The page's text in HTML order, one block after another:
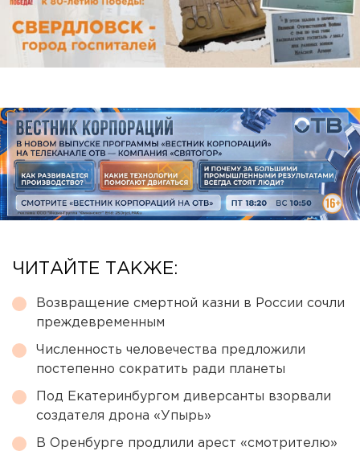
ЧИТАЙТЕ ТАКЖЕ:
Возвращение смертной казни в России сочли
преждевременным
Численность человечества предложили
постепенно сократить ради планеты
Под Екатеринбургом диверсанты взорвали
создателя дрона «Упырь»
В Оренбурге продлили арест «смотрителю»